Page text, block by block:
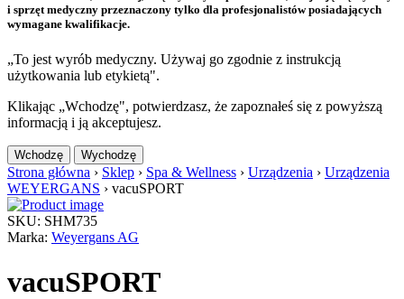
i sprzęt medyczny przeznaczony tylko dla profesjonalistów posiadających
wymagane kwalifikacje.
„To jest wyrób medyczny. Używaj go zgodnie z instrukcją
użytkowania lub etykietą".
Klikając „Wchodzę", potwierdzasz, że zapoznałeś się z powyższą
informacją i ją akceptujesz.
Wchodzę Wychodzę
Strona główna › Sklep › Spa & Wellness › Urządzenia › Urządzenia
WEYERGANS › vacuSPORT
SKU: SHM735
Marka: Weyergans AG
vacuSPORT